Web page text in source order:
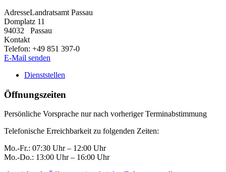
AdresseLandratsamt Passau
Domplatz 11
94032
Passau
Kontakt
Telefon: +49 851 397-0
E-Mail senden
Dienststellen
Öffnungszeiten
Persönliche Vorsprache nur nach vorheriger Terminabstimmung
Telefonische Erreichbarkeit zu folgenden Zeiten:
Mo.-Fr.: 07:30 Uhr – 12:00 Uhr
Mo.-Do.: 13:00 Uhr – 16:00 Uhr